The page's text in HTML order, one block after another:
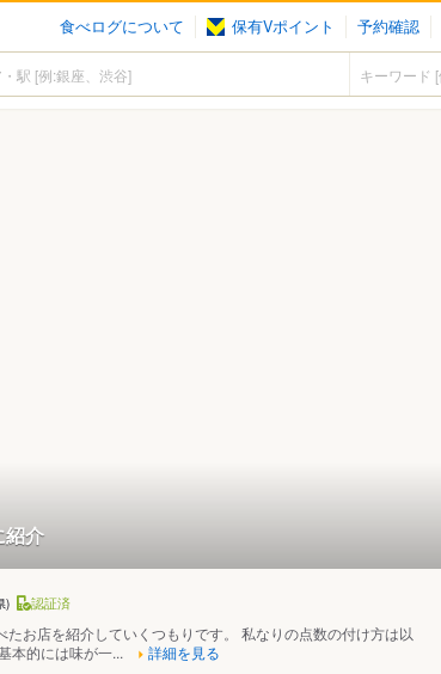
食べログについて 保有Vポイント 予約確認
紹介
) 認証済
たお店を紹介していくつもりです。 私なりの点数の付け方は以
本的には味が一...
詳細を見る